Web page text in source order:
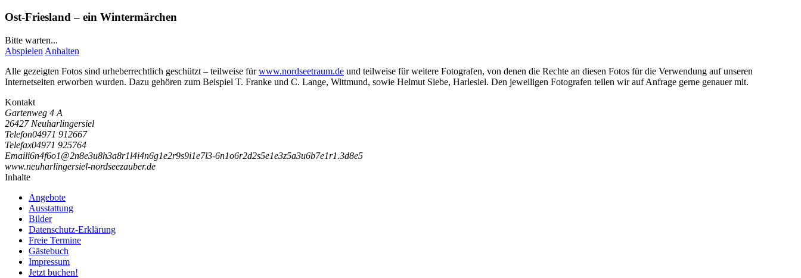
Ost-Friesland – ein Wintermärchen
Bitte warten...
Abspielen Anhalten
Alle gezeigten Fotos sind urheberrechtlich geschützt – teilweise fürwww.nordseetraum.de und teilweise für weitere Fotografen, von denen die Rechte an diesen Fotos für die Verwendung auf unseren
Internetseiten erworben wurden. Dazu gehören zum Beispiel T. Franke und C. Lange, Wittmund, sowie Helmut Siebe, Harlesiel. Den jeweiligen Fotografen teilen wir auf Anfrage gerne genauer mit.
Kontakt
Gartenweg 4 A
26427 Neuharlingersiel
Telefon04971 912667
Telefax04971 925764
Emaili6n4f6o1@2n8e3u8h3a8r1l4i4n6g1e2r9s9i1e7l3-6n1o6r2d2s5e1e3z5a3u6b7e1r1.3d8e5
www.neuharlingersiel-nordseezauber.de
Inhalte
Angebote
Ausstattung
Bilder
Datenschutz-Erklärung
Freie Termine
Gästebuch
Impressum
Jetzt buchen!